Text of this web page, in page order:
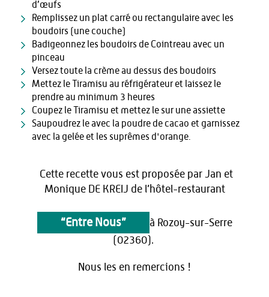
d’œufs
Remplissez un plat carré ou rectangulaire avec les
boudoirs (une couche)
Badigeonnez les boudoirs de Cointreau avec un
pinceau
Versez toute la crème au dessus des boudoirs
Mettez le Tiramisu au réfrigérateur et laissez le
prendre au minimum 3 heures
Coupez le Tiramisu et mettez le sur une assiette
Saupoudrez le avec la poudre de cacao et garnissez
avec la gelée et les suprêmes d'orange.
Cette recette vous est proposée par Jan et
Monique DE KREIJ de l’hôtel-restaurant
“Entre Nous”
à Rozoy-sur-Serre
(02360).
Nous les en remercions !